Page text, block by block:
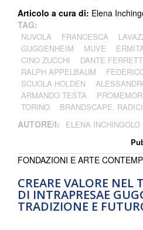
Articolo a cura di: Elena
TAG:
NUVOLA FRANCESCA
GUGGENHEIM
MUVE
CINO ZUCCHI
DANTE
RALPH APPELBAUM
SCUOLA HOLDEN
ARMANDO TESTA
TORINO
BRANDSCAPE.
AUTORE/I: ELENA INCHINGOLO
CREARE VALORE
DI INTRAPRESAE
TRADIZIONE E
FONDAZIONI E ARTE